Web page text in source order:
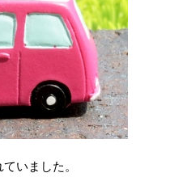
いました。